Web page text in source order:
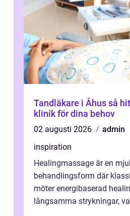
Tandläkare i Åhus så hittar du rätt
klinik för dina behov
02 augusti 2026
admin
inspiration
Healingmassage är en
behandlingsform där
möter energibaserad
långsamma strykningar,